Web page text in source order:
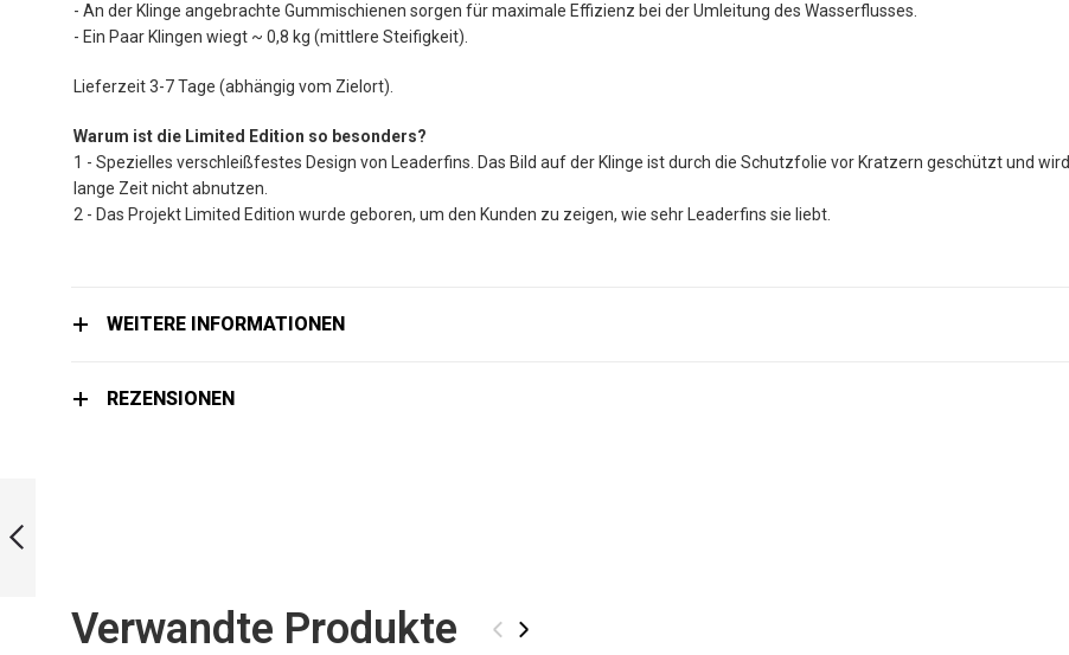
- An der Klinge angebrachte Gummischienen sorgen für maximale Effizienz bei der Umleitung des Wasserflusses.
- Ein Paar Klingen wiegt ~ 0,8 kg (mittlere Steifigkeit).
Lieferzeit 3-7 Tage (abhängig vom Zielort).
Warum ist die Limited Edition so besonders?
1 - Spezielles verschleißfestes Design von Leaderfins. Das Bild auf der Klinge ist durch die Schutzfolie vor Kratzern geschützt und wird
lange Zeit nicht abnutzen.
2 - Das Projekt Limited Edition wurde geboren, um den Kunden zu zeigen, wie sehr Leaderfins sie liebt.
WEITERE INFORMATIONEN
REZENSIONEN
Verwandte Produkte ‹ ›